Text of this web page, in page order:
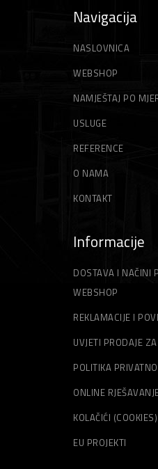
Navigacija
NASLOVNICA
WEBSHOP
NAMJEŠTAJ PO
USLUGE
REFERENCE
O NAMA
KONTAKT
Informacije
DOSTAVA I NAČINI
WEBSHOP
REKLAMACIJE I
UVJETI PRODAJE
POLITIKA
ONLINE
KOLAČIĆI (COOKIES)
EU PROJEKTI